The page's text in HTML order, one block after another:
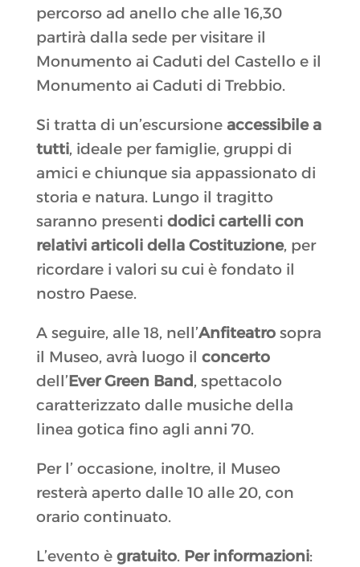
percorso ad anello che alle 16,30
partirà dalla sede per visitare il
Monumento ai Caduti del Castello e il
Monumento ai Caduti di Trebbio.
Si tratta di un’escursione accessibile a
tutti, ideale per famiglie, gruppi di
amici e chiunque sia appassionato di
storia e natura. Lungo il tragitto
saranno presenti dodici cartelli con
relativi articoli della Costituzione, per
ricordare i valori su cui è fondato il
nostro Paese.
A seguire, alle 18, nell’Anfiteatrosopra
il Museo, avrà luogo il concerto
dell’Ever Green Band, spettacolo
caratterizzato dalle musiche della
linea gotica fino agli anni 70.
Per l’ occasione, inoltre, il Museo
resterà aperto dalle 10 alle 20, con
orario continuato.
L’evento è gratuito. Per informazioni: